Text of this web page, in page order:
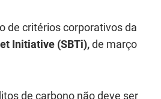
de critérios corporativos da
Initiative (SBTi),de março
de carbono não deve ser